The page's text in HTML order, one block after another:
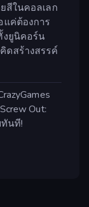
สีในคอลเลก
ค่ต้องการ
งยูนิคอร์น
ดสร้างสรรค์
Out:
นที!